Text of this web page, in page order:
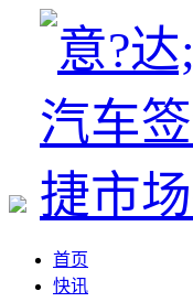
首页
快讯